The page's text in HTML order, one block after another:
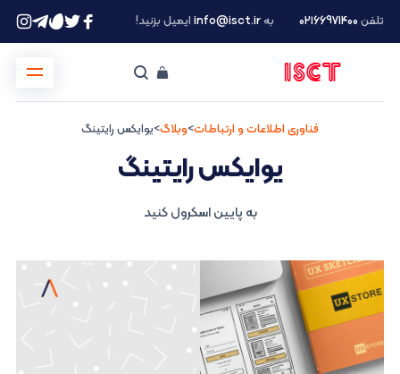
تلفن ۰۲۱66971400 بهinfo@isct.irایمیل بزنید!
فناوری اطلاعات و ارتباطات>وبلاگ>یوایکس رایتینگ
یوایکس رایتینگ
به پایین اسکرول کنید